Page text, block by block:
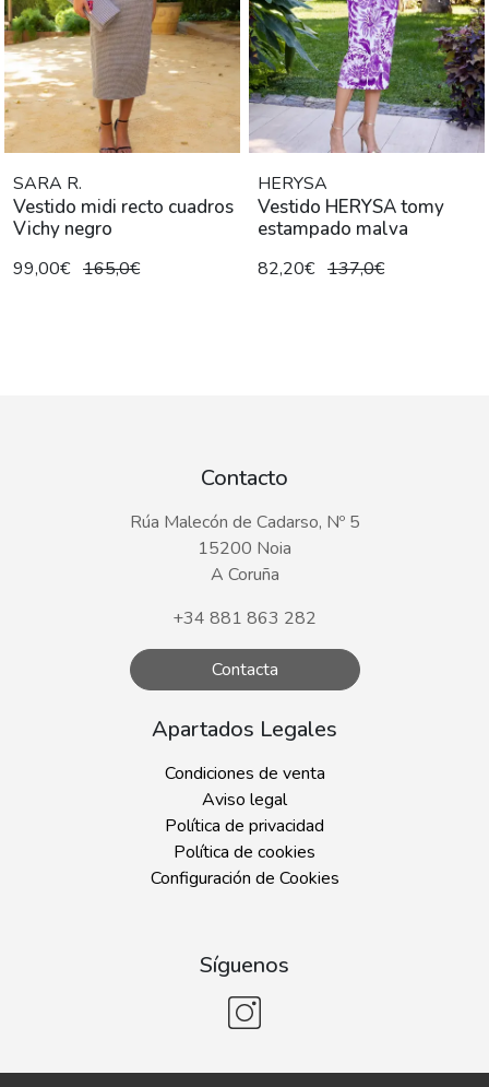
SARA R.
Vestido midi recto cuadros
Vichy negro
99,00€ 165,0€
HERYSA
Vestido HERYSA tomy
estampado malva
82,20€ 137,0€
Contacto
Rúa Malecón de Cadarso, Nº 5
15200 Noia
A Coruña
+34 881 863 282
Contacta
Apartados Legales
Condiciones de venta
Aviso legal
Política de privacidad
Política de cookies
Configuración de Cookies
Síguenos